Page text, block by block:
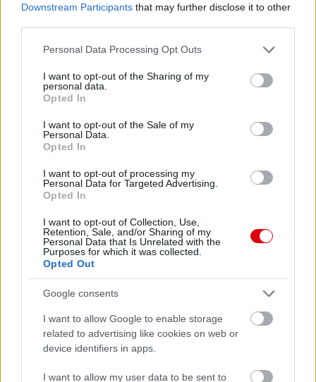
Downstream Participants that may further disclose it to other
Please note that this website/app uses one or more Google
not limited to your visit or usage behaviour. You may click to
grant or deny consent to Google and its third-party tags to
use your data for below specified purposes in below Google
consent section.
Personal Data Processing Opt Outs
I want to opt-out of the Sharing of my
personal data.
Opted In
I want to opt-out of the Sale of my
Personal Data.
Opted In
I want to opt-out of processing my
Personal Data for Targeted Advertising.
Opted In
I want to opt-out of Collection, Use,
Retention, Sale, and/or Sharing of my
Personal Data that Is Unrelated with the
Purposes for which it was collected.
Opted Out
Google consents
I want to allow Google to enable storage
related to advertising like cookies on web or
device identifiers in apps.
I want to allow my user data to be sent to
Meccs Center